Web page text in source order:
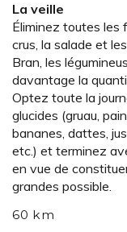
La veille
Éliminez toutes les
crus, la salade et
Bran, les
davantage la
Optez toute la
glucides (gruau,
bananes, dattes,
etc.) et terminez
en vue de
grandes possible.
60 km